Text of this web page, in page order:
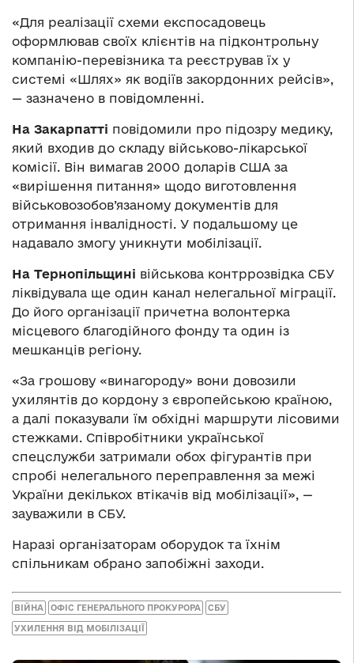
«Для реалізації схеми експосадовець
оформлював своїх клієнтів на підконтрольну
компанію-перевізника та реєстрував їх у
системі «Шлях» як водіїв закордонних рейсів»,
— зазначено в повідомленні.
На Закарпатті повідомили про підозру медику,
який входив до складу військово-лікарської
комісії. Він вимагав 2000 доларів США за
«вирішення питання» щодо виготовлення
військовозобов’язаному документів для
отримання інвалідності. У подальшому це
надавало змогу уникнути мобілізації.
На Тернопільщині військова контррозвідка СБУ
ліквідувала ще один канал нелегальної міграції.
До його організації причетна волонтерка
місцевого благодійного фонду та один із
мешканців регіону.
«За грошову «винагороду» вони довозили
ухилянтів до кордону з європейською країною,
а далі показували їм обхідні маршрути лісовими
стежками. Співробітники української
спецслужби затримали обох фігурантів при
спробі нелегального переправлення за межі
України декількох втікачів від мобілізації», —
зауважили в СБУ.
Наразі організаторам оборудок та їхнім
спільникам обрано запобіжні заходи.
ВІЙНА ОФІС ГЕНЕРАЛЬНОГО ПРОКУРОРА СБУ
УХИЛЕННЯ ВІД МОБІЛІЗАЦІЇ